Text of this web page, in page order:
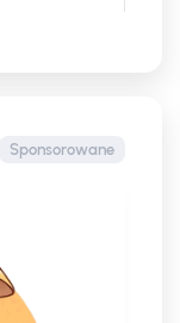
Sponsorowane